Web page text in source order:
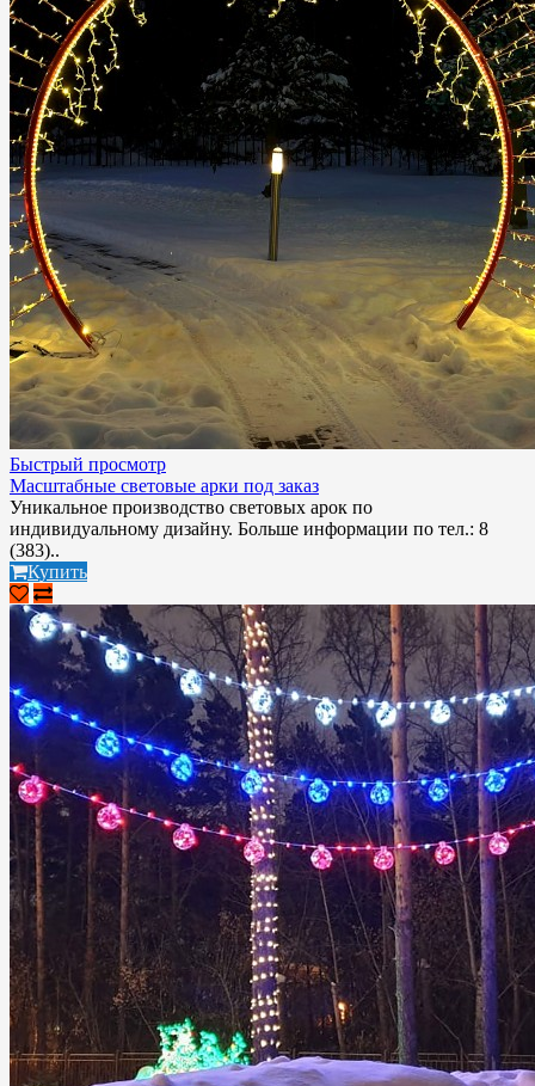
Быстрый просмотр
Масштабные световые арки под заказ
Уникальное производство световых арок по
индивидуальному дизайну. Больше информации по тел.: 8
(383)..
Купить